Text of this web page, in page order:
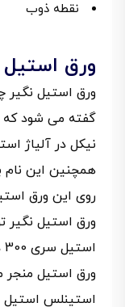
نقطه ذوب
ورق
ورق استیل نگیر
گفته می شود که
همچنین این نام
روی این ورق
ورق استیل
ورق استیل
استینلس استیل